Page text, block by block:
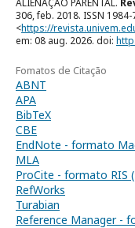
ALIENAÇÃO PARENTAL.
306, feb. 2018. ISSN
<https://
em: 08 aug. 2026. doi:
Fomatos de Citação
ABNT
APA
BibTeX
CBE
EndNote - formato
MLA
ProCite - formato RIS
RefWorks
Turabian
Reference Manager -